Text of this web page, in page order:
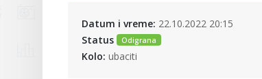
Datum i vreme: 22.10.2022 20:15
Status
Odigrana
Kolo: ubaciti